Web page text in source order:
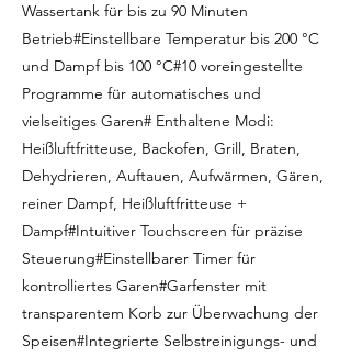
Wassertank für bis zu 90 Minuten
Betrieb#Einstellbare Temperatur bis 200 °C
und Dampf bis 100 °C#10 voreingestellte
Programme für automatisches und
vielseitiges Garen# Enthaltene Modi:
Heißluftfritteuse, Backofen, Grill, Braten,
Dehydrieren, Auftauen, Aufwärmen, Gären,
reiner Dampf, Heißluftfritteuse +
Dampf#Intuitiver Touchscreen für präzise
Steuerung#Einstellbarer Timer für
kontrolliertes Garen#Garfenster mit
transparentem Korb zur Überwachung der
Speisen#Integrierte Selbstreinigungs- und